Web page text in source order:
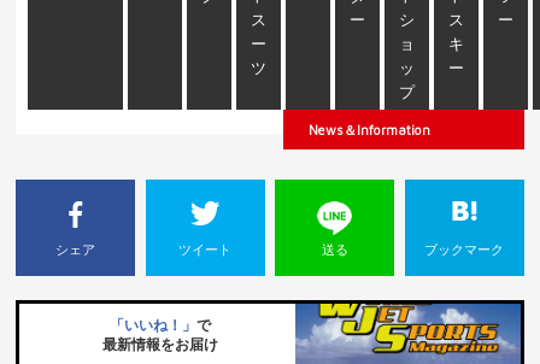
ス
ー
ツ
ー
シ
ョ
ッ
プ
ス
キ
ー
ー
News＆Information
シェア ツイート 送る ブックマーク
「いいね！」 で
最新情報をお届け